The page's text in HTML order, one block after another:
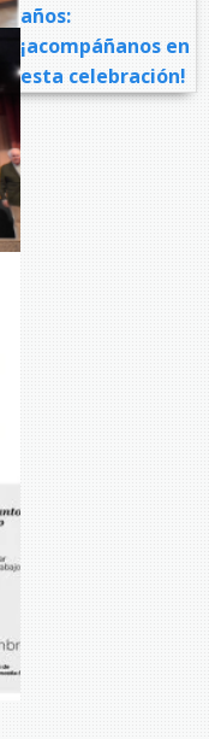
años:
¡acompáñanos en
esta celebración!